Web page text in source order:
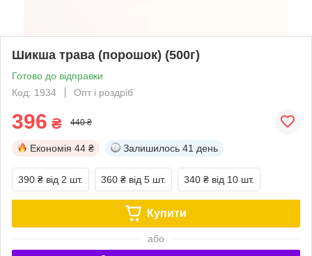
Шикша трава (порошок) (500г)
Готово до відправки
Код: 1934
Опт і роздріб
396 ₴ 440 ₴
Економія 44 ₴ Залишилось 41 день
390 ₴ від 2 шт. 360 ₴ від 5 шт. 340 ₴ від 10 шт.
Купити
або